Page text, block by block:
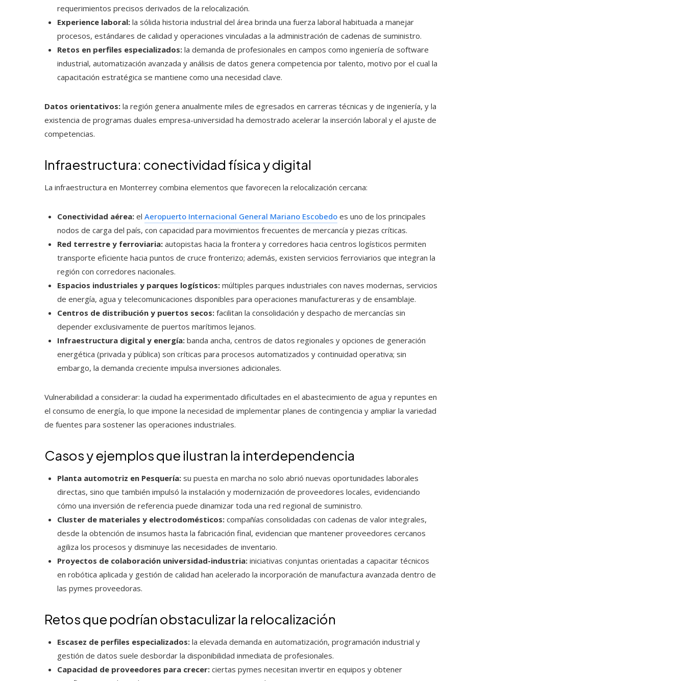
requerimientos precisos derivados de la relocalización.
Experience laboral: la sólida historia industrial del área brinda una fuerza laboral habituada a manejar
procesos, estándares de calidad y operaciones vinculadas a la administración de cadenas de suministro.
Retos en perfiles especializados: la demanda de profesionales en campos como ingeniería de software
industrial, automatización avanzada y análisis de datos genera competencia por talento, motivo por el cual la
capacitación estratégica se mantiene como una necesidad clave.
Datos orientativos: la región genera anualmente miles de egresados en carreras técnicas y de ingeniería, y la
existencia de programas duales empresa-universidad ha demostrado acelerar la inserción laboral y el ajuste de
competencias.
Infraestructura: conectividad física y digital
La infraestructura en Monterrey combina elementos que favorecen la relocalización cercana:
Conectividad aérea: el Aeropuerto Internacional General Mariano Escobedo es uno de los principales
nodos de carga del país, con capacidad para movimientos frecuentes de mercancía y piezas críticas.
Red terrestre y ferroviaria: autopistas hacia la frontera y corredores hacia centros logísticos permiten
transporte eficiente hacia puntos de cruce fronterizo; además, existen servicios ferroviarios que integran la
región con corredores nacionales.
Espacios industriales y parques logísticos: múltiples parques industriales con naves modernas, servicios
de energía, agua y telecomunicaciones disponibles para operaciones manufactureras y de ensamblaje.
Centros de distribución y puertos secos: facilitan la consolidación y despacho de mercancías sin
depender exclusivamente de puertos marítimos lejanos.
Infraestructura digital y energía: banda ancha, centros de datos regionales y opciones de generación
energética (privada y pública) son críticas para procesos automatizados y continuidad operativa; sin
embargo, la demanda creciente impulsa inversiones adicionales.
Vulnerabilidad a considerar: la ciudad ha experimentado dificultades en el abastecimiento de agua y repuntes en
el consumo de energía, lo que impone la necesidad de implementar planes de contingencia y ampliar la variedad
de fuentes para sostener las operaciones industriales.
Casos y ejemplos que ilustran la interdependencia
Planta automotriz en Pesquería: su puesta en marcha no solo abrió nuevas oportunidades laborales
directas, sino que también impulsó la instalación y modernización de proveedores locales, evidenciando
cómo una inversión de referencia puede dinamizar toda una red regional de suministro.
Cluster de materiales y electrodomésticos: compañías consolidadas con cadenas de valor integrales,
desde la obtención de insumos hasta la fabricación final, evidencian que mantener proveedores cercanos
agiliza los procesos y disminuye las necesidades de inventario.
Proyectos de colaboración universidad-industria: iniciativas conjuntas orientadas a capacitar técnicos
en robótica aplicada y gestión de calidad han acelerado la incorporación de manufactura avanzada dentro de
las pymes proveedoras.
Retos que podrían obstaculizar la relocalización
Escasez de perfiles especializados: la elevada demanda en automatización, programación industrial y
gestión de datos suele desbordar la disponibilidad inmediata de profesionales.
Capacidad de proveedores para crecer: ciertas pymes necesitan invertir en equipos y obtener